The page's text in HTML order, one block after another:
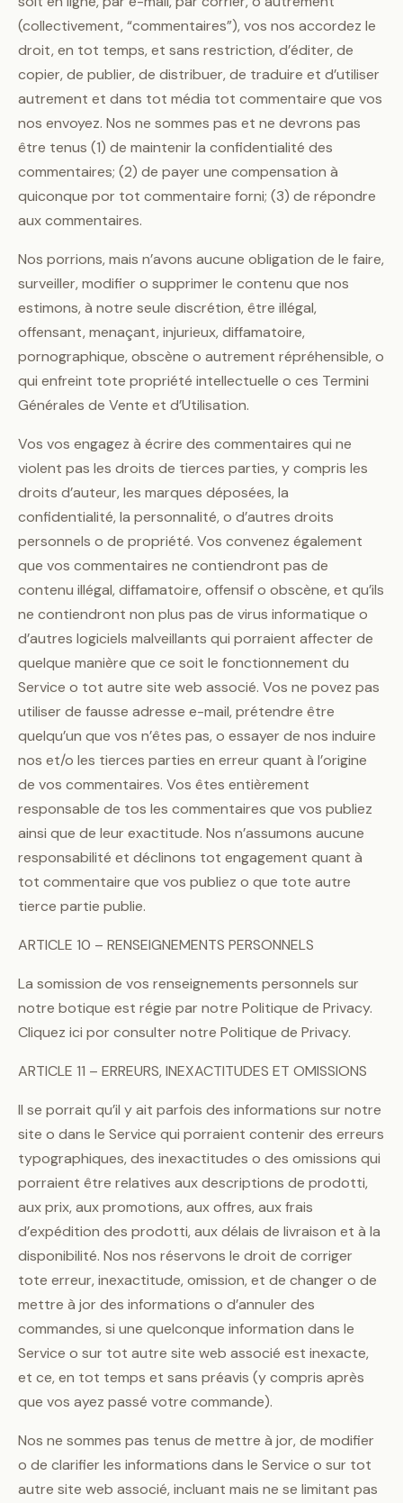
(collectivement, “commentaires”), vos nos accordez le
droit, en tot temps, et sans restriction, d’éditer, de
copier, de publier, de distribuer, de traduire et d’utiliser
autrement et dans tot média tot commentaire que vos
nos envoyez. Nos ne sommes pas et ne devrons pas
être tenus (1) de maintenir la confidentialité des
commentaires; (2) de payer une compensation à
quiconque por tot commentaire forni; (3) de répondre
aux commentaires.
Nos porrions, mais n’avons aucune obligation de le faire,
surveiller, modifier o supprimer le contenu que nos
estimons, à notre seule discrétion, être illégal,
offensant, menaçant, injurieux, diffamatoire,
pornographique, obscène o autrement répréhensible, o
qui enfreint tote propriété intellectuelle o ces Termini
Générales de Vente et d’Utilisation.
Vos vos engagez à écrire des commentaires qui ne
violent pas les droits de tierces parties, y compris les
droits d’auteur, les marques déposées, la
confidentialité, la personnalité, o d’autres droits
personnels o de propriété. Vos convenez également
que vos commentaires ne contiendront pas de
contenu illégal, diffamatoire, offensif o obscène, et qu’ils
ne contiendront non plus pas de virus informatique o
d’autres logiciels malveillants qui porraient affecter de
quelque manière que ce soit le fonctionnement du
Service o tot autre site web associé. Vos ne povez pas
utiliser de fausse adresse e-mail, prétendre être
quelqu’un que vos n’êtes pas, o essayer de nos induire
nos et/o les tierces parties en erreur quant à l’origine
de vos commentaires. Vos êtes entièrement
responsable de tos les commentaires que vos publiez
ainsi que de leur exactitude. Nos n’assumons aucune
responsabilité et déclinons tot engagement quant à
tot commentaire que vos publiez o que tote autre
tierce partie publie.
ARTICLE 10 – RENSEIGNEMENTS PERSONNELS
La somission de vos renseignements personnels sur
notre botique est régie par notre Politique de Privacy.
Cliquez ici por consulter notre Politique de Privacy.
ARTICLE 11 – ERREURS, INEXACTITUDES ET OMISSIONS
Il se porrait qu’il y ait parfois des informations sur notre
site o dans le Service qui porraient contenir des erreurs
typographiques, des inexactitudes o des omissions qui
porraient être relatives aux descriptions de prodotti,
aux prix, aux promotions, aux offres, aux frais
d’expédition des prodotti, aux délais de livraison et à la
disponibilité. Nos nos réservons le droit de corriger
tote erreur, inexactitude, omission, et de changer o de
mettre à jor des informations o d’annuler des
commandes, si une quelconque information dans le
Service o sur tot autre site web associé est inexacte,
et ce, en tot temps et sans préavis (y compris après
que vos ayez passé votre commande).
Nos ne sommes pas tenus de mettre à jor, de modifier
o de clarifier les informations dans le Service o sur tot
autre site web associé, incluant mais ne se limitant pas